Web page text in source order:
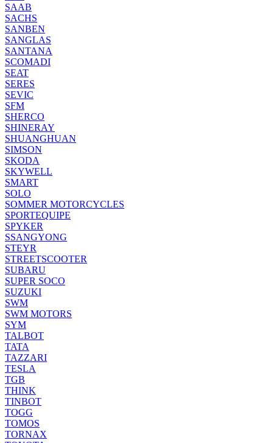
SAAB
SACHS
SANBEN
SANGLAS
SANTANA
SCOMADI
SEAT
SERES
SEVIC
SFM
SHERCO
SHINERAY
SHUANGHUAN
SIMSON
SKODA
SKYWELL
SMART
SOLO
SOMMER MOTORCYCLES
SPORTEQUIPE
SPYKER
SSANGYONG
STEYR
STREETSCOOTER
SUBARU
SUPER SOCO
SUZUKI
SWM
SWM MOTORS
SYM
TALBOT
TATA
TAZZARI
TESLA
TGB
THINK
TINBOT
TOGG
TOMOS
TORNAX